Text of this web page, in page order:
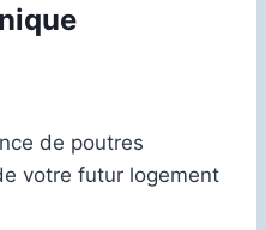
de poutres
votre futur logement